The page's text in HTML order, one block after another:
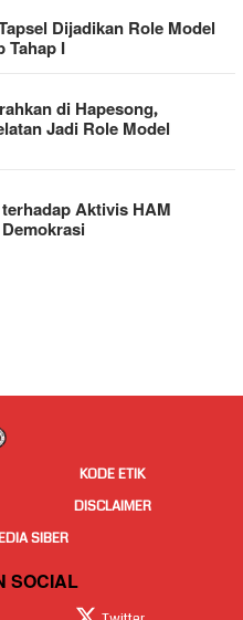
Dijadikan Role Model
Tahap I
di Hapesong,
Jadi Role Model
Aktivis HAM
KODE ETIK
DISCLAIMER
SIBER
SOCIAL